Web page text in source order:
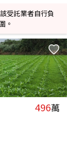
受託業者自行負
。
496萬